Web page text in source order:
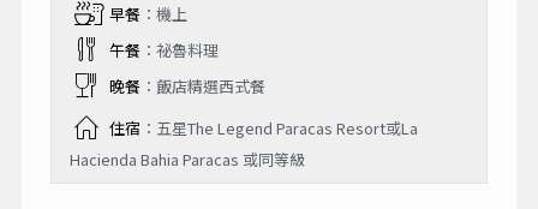
早餐：機上
午餐：祕魯料理
晚餐：飯店精選西式餐
住宿 ：五星The Legend Paracas Resort或La
Hacienda Bahia Paracas 或同等級